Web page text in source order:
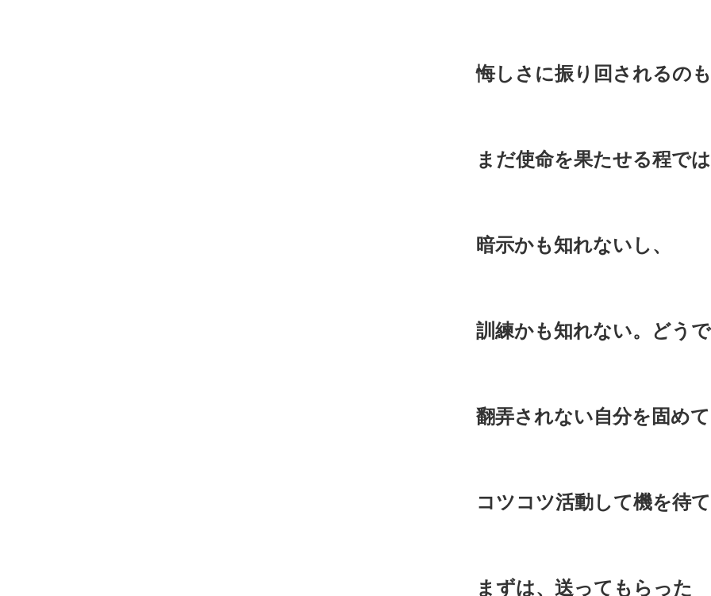
悔しさに振り回されるの
まだ使命を果たせる程で
暗示かも知れないし、
訓練かも知れない。どう
翻弄されない自分を固め
コツコツ活動して機を待
まずは、送ってもらった